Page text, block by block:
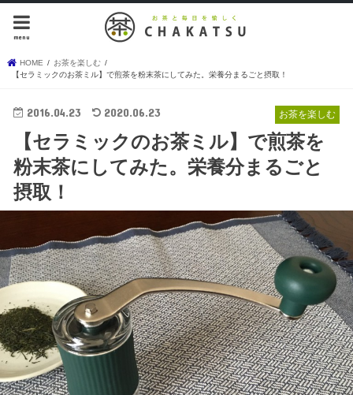
menu
HOME
お茶を楽しむ
【セラミックのお茶ミル】で煎茶を粉末茶にしてみた。栄養分まるごと摂取！
お茶を楽しむ
2016.04.23 2020.06.23
【セラミックのお茶ミル】で煎茶を
粉末茶にしてみた。栄養分まるごと
摂取！